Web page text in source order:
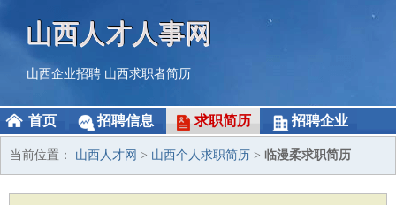
山西人才人事网
山西企业招聘 山西求职者简历
首页 招聘信息 求职简历 招聘企业
当前位置： 山西人才网 > 山西个人求职简历 > 临漫柔求职简历